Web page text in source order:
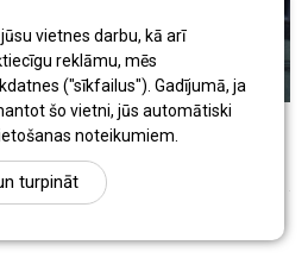
vietnes darbu, kā arī
reklāmu, mēs
("sīkfailus"). Gadījumā, ja
šo vietni, jūs automātiski
noteikumiem.
turpināt
Preiļi–Varakļāni un
būs izmaiņas
Streiča daiļrades
laukumu